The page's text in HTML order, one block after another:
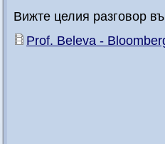
Вижте целия разговор
Prof. Beleva -